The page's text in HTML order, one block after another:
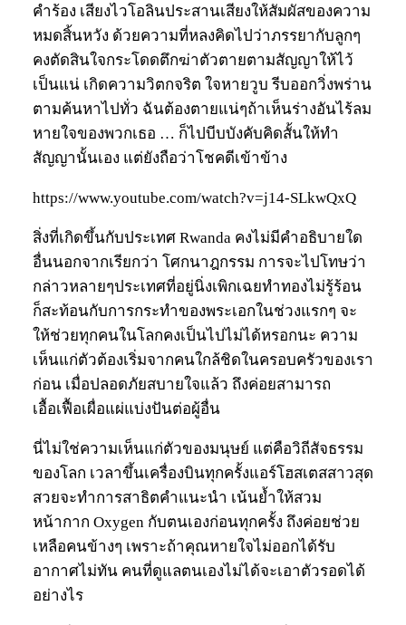
คำร้อง เสียงไวโอลินประสานเสียงให้สัมผัสของความ
หมดสิ้นหวัง ด้วยความที่หลงคิดไปว่าภรรยากับลูกๆ
คงตัดสินใจกระโดดตึกฆ่าตัวตายตามสัญญาให้ไว้
เป็นแน่ เกิดความวิตกจริต ใจหายวูบ รีบออกวิ่งพร่าน
ตามค้นหาไปทั่ว ฉันต้องตายแน่ๆถ้าเห็นร่างอันไร้ลม
หายใจของพวกเธอ … ก็ไปบีบบังคับคิดสั้นให้ทำ
สัญญานั้นเอง แต่ยังถือว่าโชคดีเข้าข้าง
https://www.youtube.com/watch?v=j14-SLkwQxQ
สิ่งที่เกิดขึ้นกับประเทศ Rwanda คงไม่มีคำอธิบายใด
อื่นนอกจากเรียกว่า โศกนาฎกรรม การจะไปโทษว่า
กล่าวหลายๆประเทศที่อยู่นิ่งเพิกเฉยทำทองไม่รู้ร้อน
ก็สะท้อนกับการกระทำของพระเอกในช่วงแรกๆ จะ
ให้ช่วยทุกคนในโลกคงเป็นไปไม่ได้หรอกนะ ความ
เห็นแก่ตัวต้องเริ่มจากคนใกล้ชิดในครอบครัวของเรา
ก่อน เมื่อปลอดภัยสบายใจแล้ว ถึงค่อยสามารถ
เอื้อเฟื้อเผื่อแผ่แบ่งปันต่อผู้อื่น
นี่ไม่ใช่ความเห็นแก่ตัวของมนุษย์ แต่คือวิถีสัจธรรม
ของโลก เวลาขึ้นเครื่องบินทุกครั้งแอร์โฮสเตสสาวสุด
สวยจะทำการสาธิตคำแนะนำ เน้นย้ำให้สวม
หน้ากาก Oxygen กับตนเองก่อนทุกครั้ง ถึงค่อยช่วย
เหลือคนข้างๆ เพราะถ้าคุณหายใจไม่ออกได้รับ
อากาศไม่ทัน คนที่ดูแลตนเองไม่ได้จะเอาตัวรอดได้
อย่างไร